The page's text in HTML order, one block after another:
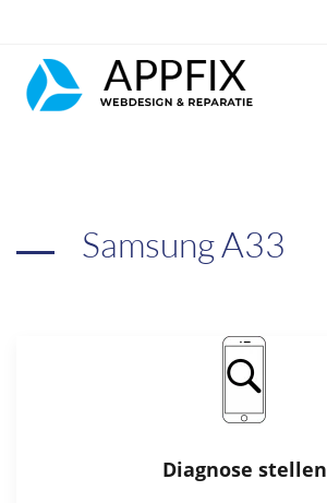
Samsung A33
Diagnose stellen